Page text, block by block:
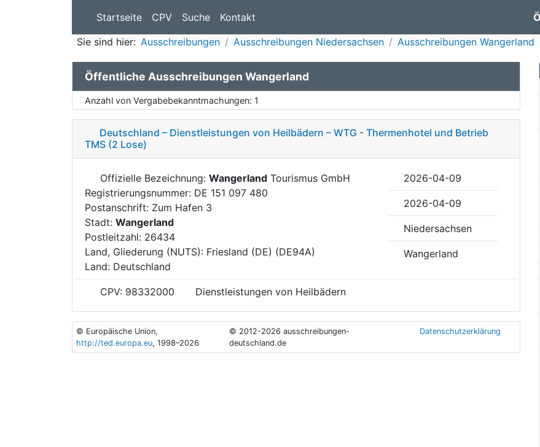
Startseite CPV Suche Kontakt
Sie sind hier: Ausschreibungen Ausschreibungen Niedersachsen Ausschreibungen Wangerland
Öffentliche Ausschreibungen Wangerland
Anzahl von Vergabebekanntmachungen: 1
Deutschland – Dienstleistungen von Heilbädern – WTG - Thermenhotel und Betrieb
TMS (2 Lose)
Offizielle Bezeichnung: Wangerland Tourismus GmbH
Registrierungsnummer: DE 151 097 480
Postanschrift: Zum Hafen 3
Stadt: Wangerland
Postleitzahl: 26434
Land, Gliederung (NUTS): Friesland (DE) (DE94A)
Land: Deutschland
2026-04-09
2026-04-09
Niedersachsen
Wangerland
CPV: 98332000 Dienstleistungen von Heilbädern
© Europäische Union,
http://ted.europa.eu, 1998–2026
© 2012-2026 ausschreibungen-
deutschland.de
Datenschutzerklärung